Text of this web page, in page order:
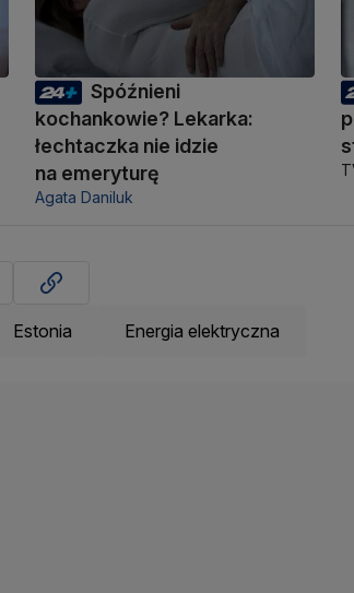
Spóźnieni
kochankowie? Lekarka:
łechtaczka nie idzie
na emeryturę
Agata Daniluk
Estonia Energia elektryczna